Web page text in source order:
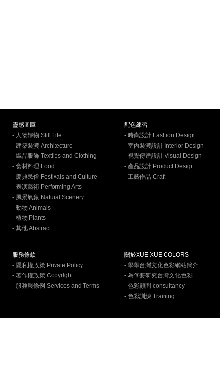
靈感圖庫
- 人物靜物 Still Life
- 建築裝潢 Architecture
- 織品服飾 Textiles and Clothing
- 食材料理 Food
- 慶典民俗 Festivals and Culture
- 表演藝術 Performing Arts
- 風景氣象 Natural Scenery
- 動物 Animals
- 植物 Plants
- 其他 Abstract
配色練習
- 時尚設計 Fashion Design
- 室內裝潢設計 Interior Design
- 視覺傳達設計 Visual Design
- 產品設計 Product Design
- 工藝作品 Craft
服務條款
- 隱私權政策 Private Policy
- 著作權政策 Copyright
- 服務與條例 Services and Terms
關於XUE XUE COLORS
- 學學台灣文化色彩網站簡介
- 為何要研究台灣文化色彩
- 色彩顧問 consultancy
- 色彩訓練 Training